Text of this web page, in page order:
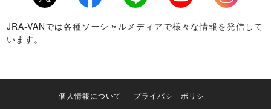
Twitter Facebook LINE Youtube
Instagram
JRA-VANでは各種ソーシャルメディアで様々な情報を発信して
います。
個人情報について プライバシーポリシー